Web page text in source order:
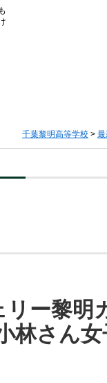
千葉黎明高等学校 >
ー黎明
林さん